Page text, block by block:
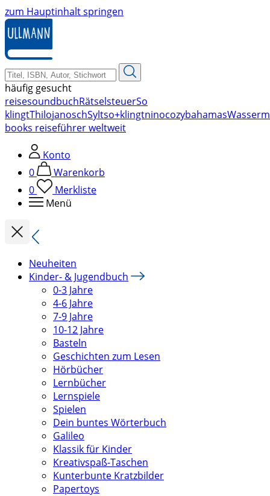
zum Hauptinhalt springen
häufig gesucht
reisesoundbuchRätselsteuerSo
klingtThilojanoschSyltso+klingtninocozybahamas
books reiseführer weltweit
Konto
0
Warenkorb
0
Merkliste
Menü
Neuheiten
Kinder- & Jugendbuch
0-3 Jahre
4-6 Jahre
7-9 Jahre
10-12 Jahre
Basteln
Geschichten zum Lesen
Hörbücher
Lernbücher
Lernspiele
Spielen
Dein buntes Wörterbuch
Galileo
Klassik für Kinder
Kreativspaß-Taschen
Kunterbunte Kratzbilder
Papertoys